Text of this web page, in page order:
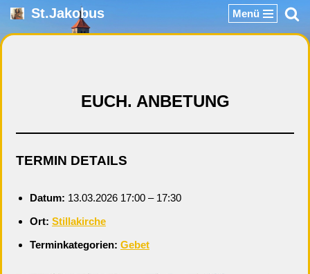
Zum
St.Jakobus Menü
EUCH. ANBETUNG
TERMIN DETAILS
Datum: 13.03.2026 17:00 – 17:30
Ort: Stillakirche
Terminkategorien: Gebet